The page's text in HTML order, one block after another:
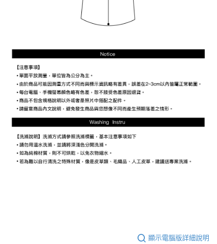
顯示電腦版詳細說明